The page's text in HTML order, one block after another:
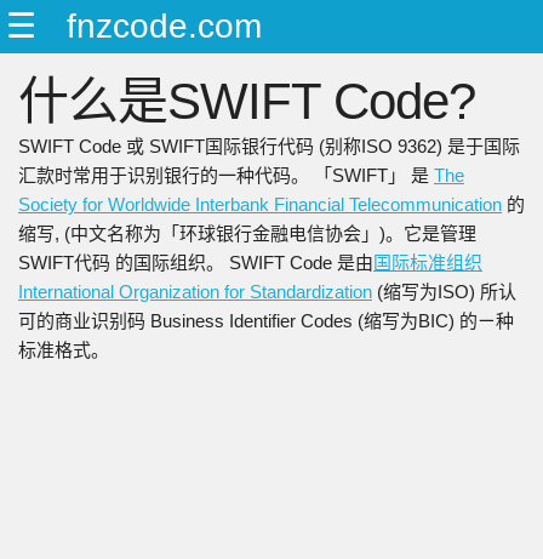
☰ fnzcode.com
日本語
简中
繁中
什么是SWIFT Code?
SWIFT Code 或 SWIFT国际银行代码 (别称ISO 9362) 是于国际
汇款时常用于识别银行的一种代码。 「SWIFT」 是 The
Society for Worldwide Interbank Financial Telecommunication 的
缩写, (中文名称为「环球银行金融电信协会」)。它是管理
SWIFT代码 的国际组织。 SWIFT Code 是由国际标准组织
International Organization for Standardization (缩写为ISO) 所认
可的商业识别码 Business Identifier Codes (缩写为BIC) 的ㄧ种
标准格式。